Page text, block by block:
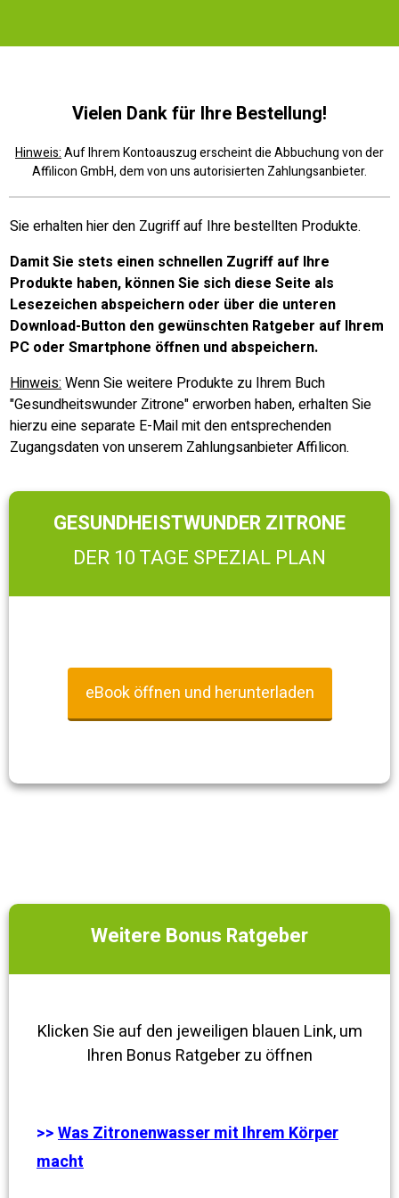
Vielen Dank für Ihre Bestellung!
Hinweis:Auf Ihrem Kontoauszug erscheint die Abbuchung von der
Affilicon GmbH, dem von uns autorisierten Zahlungsanbieter.
Sie erhalten hier den Zugriff auf Ihre bestellten Produkte.
Damit Sie stets einen schnellen Zugriff auf Ihre
Produkte haben, können Sie sich diese Seite als
Lesezeichen abspeichern oder über die unteren
Download-Button den gewünschten Ratgeber auf Ihrem
PC oder Smartphone öffnen und abspeichern.
Hinweis:Wenn Sie weitere Produkte zu Ihrem Buch
"Gesundheitswunder Zitrone" erworben haben, erhalten Sie
hierzu eine separate E-Mail mit den entsprechenden
Zugangsdaten von unserem Zahlungsanbieter Affilicon.
GESUNDHEISTWUNDER ZITRONE
DER 10 TAGE SPEZIAL PLAN
eBook öffnen und herunterladen
Weitere Bonus Ratgeber
Klicken Sie auf den jeweiligen blauen Link, um
Ihren Bonus Ratgeber zu öffnen
>>Was Zitronenwasser mit Ihrem Körper
macht